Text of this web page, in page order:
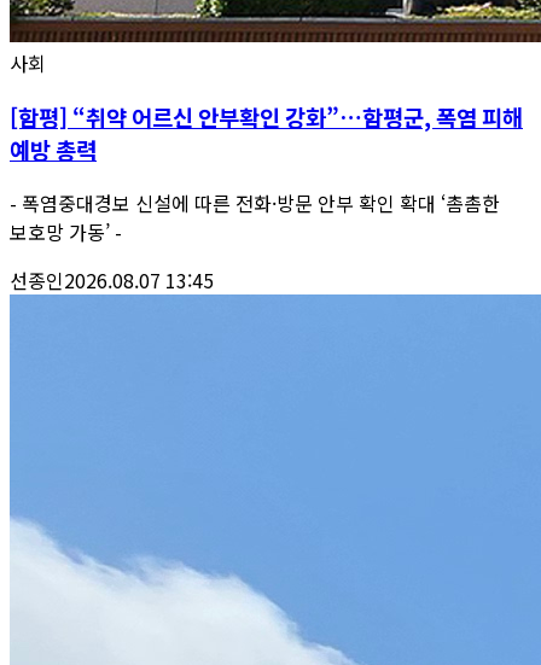
사회
[함평] “취약 어르신 안부확인 강화”…함평군, 폭염 피해
예방 총력
- 폭염중대경보 신설에 따른 전화·방문 안부 확인 확대 ‘촘촘한
보호망 가동’ -
선종인2026.08.07 13:45